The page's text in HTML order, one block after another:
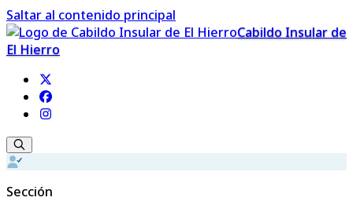
Saltar al contenido principal
Cabildo Insular de
El Hierro
Sección